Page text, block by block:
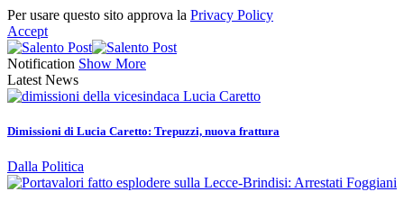
Per usare questo sito approva la Privacy Policy
Accept
Notification Show More
Latest News
Dimissioni di Lucia Caretto: Trepuzzi, nuova frattura
Dalla Politica